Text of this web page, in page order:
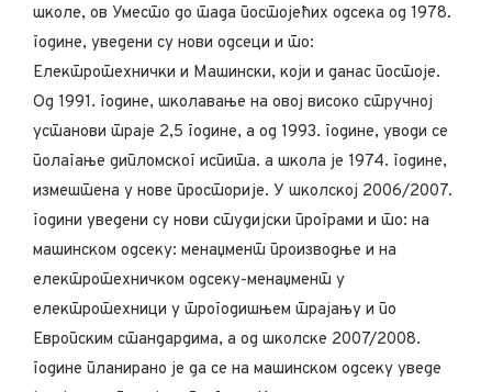
школе, ов Уместо до тада постојећих одсека од 1978.
године, уведени су нови одсеци и то:
Електротехнички и Машински, који и данас постоје.
Од 1991. године, школавање на овој високо стручној
установи траје 2,5 године, а од 1993. године, уводи се
полагање дипломског испита. а школа је 1974. године,
измештена у нове просторије. У школској 2006/2007.
години уведени су нови студијски програми и то: на
машинском одсеку: менаџмент производње и на
електротехничком одсеку-менаџмент у
електротехници у трогодишњем трајању и по
Европским стандардима, а од школске 2007/2008.
године планирано је да се на машинском одсеку уведе